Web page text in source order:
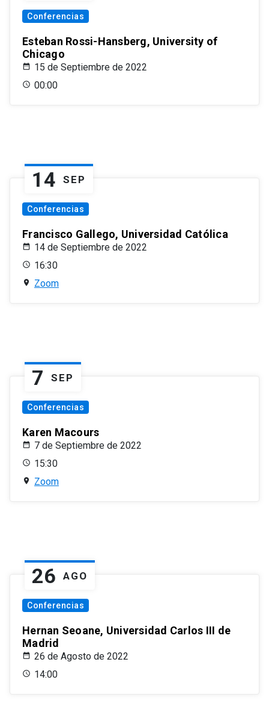
Conferencias
Esteban Rossi-Hansberg, University of
Chicago
15 de Septiembre de 2022
00:00
14 SEP
Conferencias
Francisco Gallego, Universidad Católica
14 de Septiembre de 2022
16:30
Zoom
7 SEP
Conferencias
Karen Macours
7 de Septiembre de 2022
15:30
Zoom
26 AGO
Conferencias
Hernan Seoane, Universidad Carlos III de
Madrid
26 de Agosto de 2022
14:00